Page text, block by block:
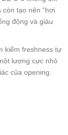
tạo nên “hơi
động và giàu
kiếm freshness tự
lượng cực nhỏ
của opening.